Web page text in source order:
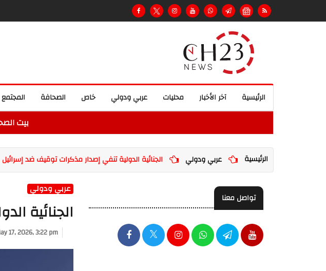
المجتمع الصحافة خاص عربي ودولي محليات آخر الأخبار الرئيسية
بيت
الرئيسية عربي ودولي الجنائية الدولية تنفي إصدار مذكرات توقيف ضد إسرائيل
عربي ودولي
الجنائية
17, 2026, 3:22 pm
تواصل معنا